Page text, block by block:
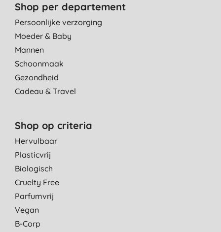
Shop per departement
Persoonlijke verzorging
Moeder & Baby
Mannen
Schoonmaak
Gezondheid
Cadeau & Travel
Shop op criteria
Hervulbaar
Plasticvrij
Biologisch
Cruelty Free
Parfumvrij
Vegan
B-Corp